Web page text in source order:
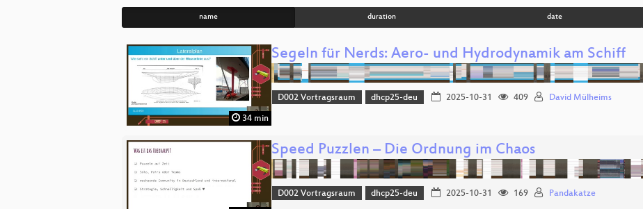
name duration date
34 min
Segeln für Nerds: Aero- und Hydrodynamik am Schiff
D002 Vortragsraum dhcp25-deu 2025-10-31 409 David Mülheims
Speed Puzzlen – Die Ordnung im Chaos
D002 Vortragsraum dhcp25-deu 2025-10-31 169 Pandakatze